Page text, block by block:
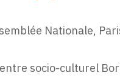
Nationale,
socio-culturel